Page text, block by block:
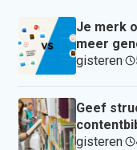
Je merk
meer
gisteren·
Geef
gisteren·